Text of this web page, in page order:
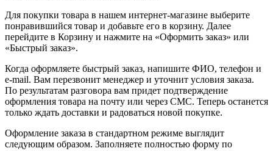
Для покупки товара в нашем интернет-магазине выберите
понравившийся товар и добавьте его в корзину. Далее
перейдите в Корзину и нажмите на «Оформить заказ» или
«Быстрый заказ».
Когда оформляете быстрый заказ, напишите ФИО, телефон и
e-mail. Вам перезвонит менеджер и уточнит условия заказа.
По результатам разговора вам придет подтверждение
оформления товара на почту или через СМС. Теперь останется
только ждать доставки и радоваться новой покупке.
Оформление заказа в стандартном режиме выглядит
следующим образом. Заполняете полностью форму по